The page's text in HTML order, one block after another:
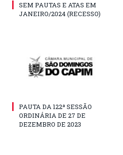
SEM PAUTAS E ATAS EM
JANEIRO/2024 (RECESSO)
PAUTA DA 122ª SESSÃO
ORDINÁRIA DE 27 DE
DEZEMBRO DE 2023